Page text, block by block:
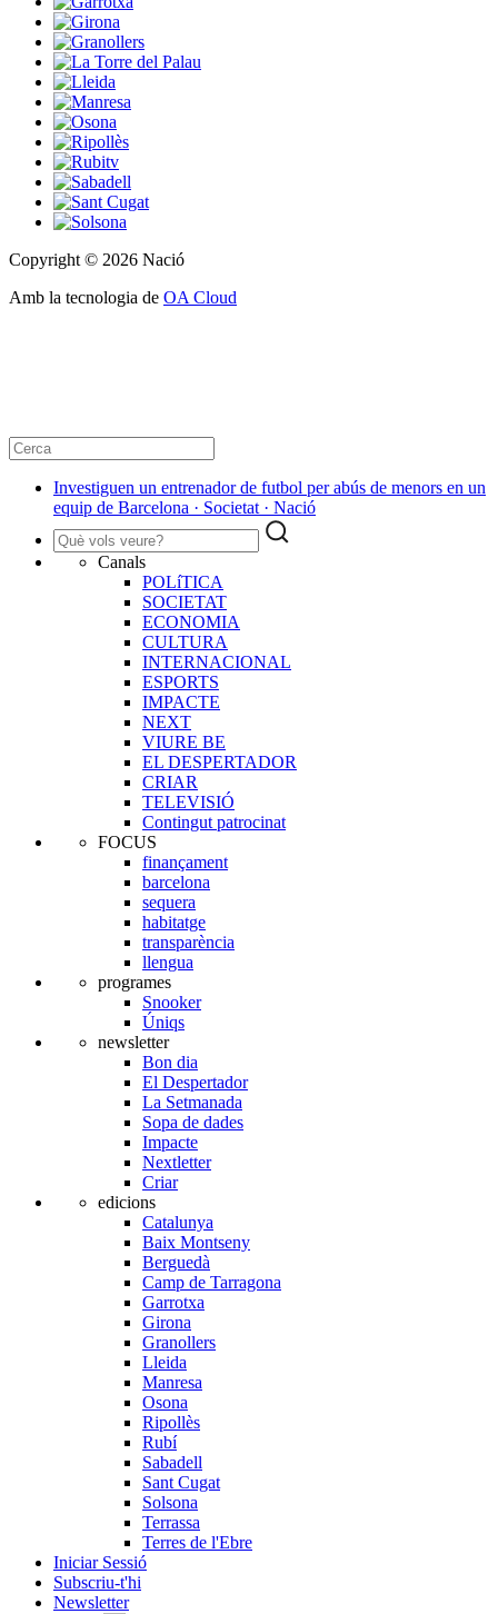
Copyright © 2026 Nació
Amb la tecnologia de OA Cloud
Investiguen un entrenador de futbol per abús de menors en un
equip de Barcelona · Societat · Nació
Canals
POLíTICA
SOCIETAT
ECONOMIA
CULTURA
INTERNACIONAL
ESPORTS
IMPACTE
NEXT
VIURE BE
EL DESPERTADOR
CRIAR
TELEVISIÓ
Contingut patrocinat
FOCUS
finançament
barcelona
sequera
habitatge
transparència
llengua
programes
Snooker
Úniqs
newsletter
Bon dia
El Despertador
La Setmanada
Sopa de dades
Impacte
Nextletter
Criar
edicions
Catalunya
Baix Montseny
Berguedà
Camp de Tarragona
Garrotxa
Girona
Granollers
Lleida
Manresa
Osona
Ripollès
Rubí
Sabadell
Sant Cugat
Solsona
Terrassa
Terres de l'Ebre
Iniciar Sessió
Subscriu-t'hi
Newsletter